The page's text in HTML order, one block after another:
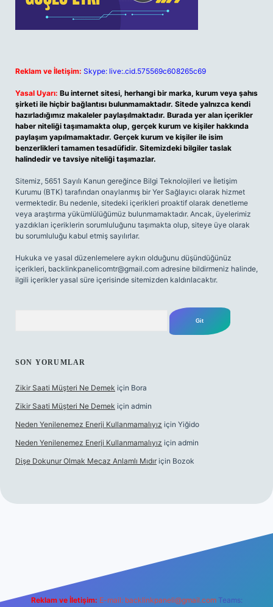
Reklam ve İletişim: Skype: live:.cid.575569c608265c69
Yasal Uyarı: Bu internet sitesi, herhangi bir marka, kurum veya şahıs
şirketi ile hiçbir bağlantısı bulunmamaktadır. Sitede yalnızca kendi
hazırladığımız makaleler paylaşılmaktadır. Burada yer alan içerikler
haber niteliği taşımamakta olup, gerçek kurum ve kişiler hakkında
paylaşım yapılmamaktadır. Gerçek kurum ve kişiler ile isim
benzerlikleri tamamen tesadüfidir. Sitemizdeki bilgiler taslak
halindedir ve tavsiye niteliği taşımazlar.
Sitemiz, 5651 Sayılı Kanun gereğince Bilgi Teknolojileri ve İletişim
Kurumu (BTK) tarafından onaylanmış bir Yer Sağlayıcı olarak hizmet
vermektedir. Bu nedenle, sitedeki içerikleri proaktif olarak denetleme
veya araştırma yükümlülüğümüz bulunmamaktadır. Ancak, üyelerimiz
yazdıkları içeriklerin sorumluluğunu taşımakta olup, siteye üye olarak
bu sorumluluğu kabul etmiş sayılırlar.
Hukuka ve yasal düzenlemelere aykırı olduğunu düşündüğünüz
içerikleri, backlinkpanelicomtr@gmail.com adresine bildirmeniz halinde,
ilgili içerikler yasal süre içerisinde sitemizden kaldırılacaktır.
SON YORUMLAR
Zikir Saati Müşteri Ne Demek için Bora
Zikir Saati Müşteri Ne Demek için admin
Neden Yenilenemez Enerji Kullanmamalıyız için Yiğido
Neden Yenilenemez Enerji Kullanmamalıyız için admin
Dişe Dokunur Olmak Mecaz Anlamlı Mıdır için Bozok
Reklam ve İletişim: E-mail: backlinkpaneli@gmail.com Teams: